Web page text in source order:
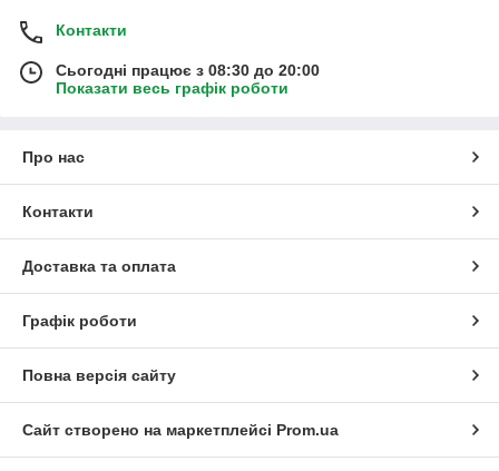
Контакти
Сьогодні працює з 08:30 до 20:00
Показати весь графік роботи
Про нас
Контакти
Доставка та оплата
Графік роботи
Повна версія сайту
Сайт створено на маркетплейсі Prom.ua